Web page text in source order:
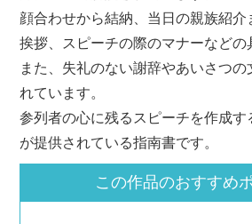
顔合わせから結納、当日の親族紹
挨拶、スピーチの際のマナーなどの
また、失礼のない謝辞やあいさつの
れています。
参列者の心に残るスピーチを作成す
が提供されている指南書です。
この作品のおすすめ